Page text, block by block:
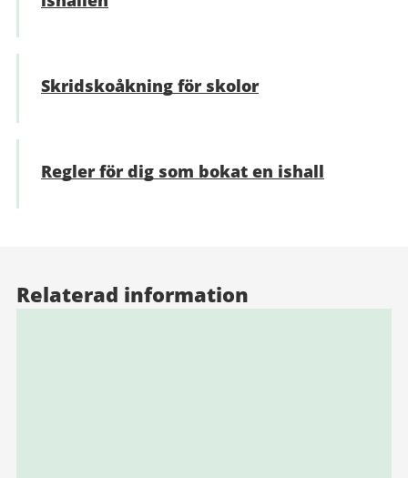
Skridskoåkning för skolor
Regler för dig som bokat en ishall
Relaterad information